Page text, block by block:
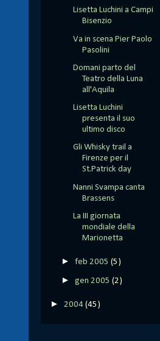
Lisetta Luchini a Campi
Bisenzio
Va in scena Pier Paolo
Pasolini
Domani parto del
Teatro della Luna
all'Aquila
Lisetta Luchini
presenta il suo
ultimo disco
Gli Whisky trail a
Firenze per il
St.Patrick day
Nanni Svampa canta
Brassens
La III giornata
mondiale della
Marionetta
► feb 2005 (5)
► gen 2005 (2)
► 2004 (45)